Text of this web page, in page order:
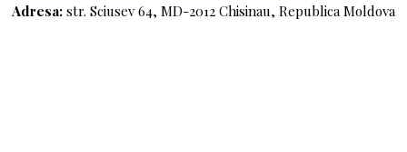
Adresa: str. Sciusev 64, MD-2012 Chisinau, Republica Moldova